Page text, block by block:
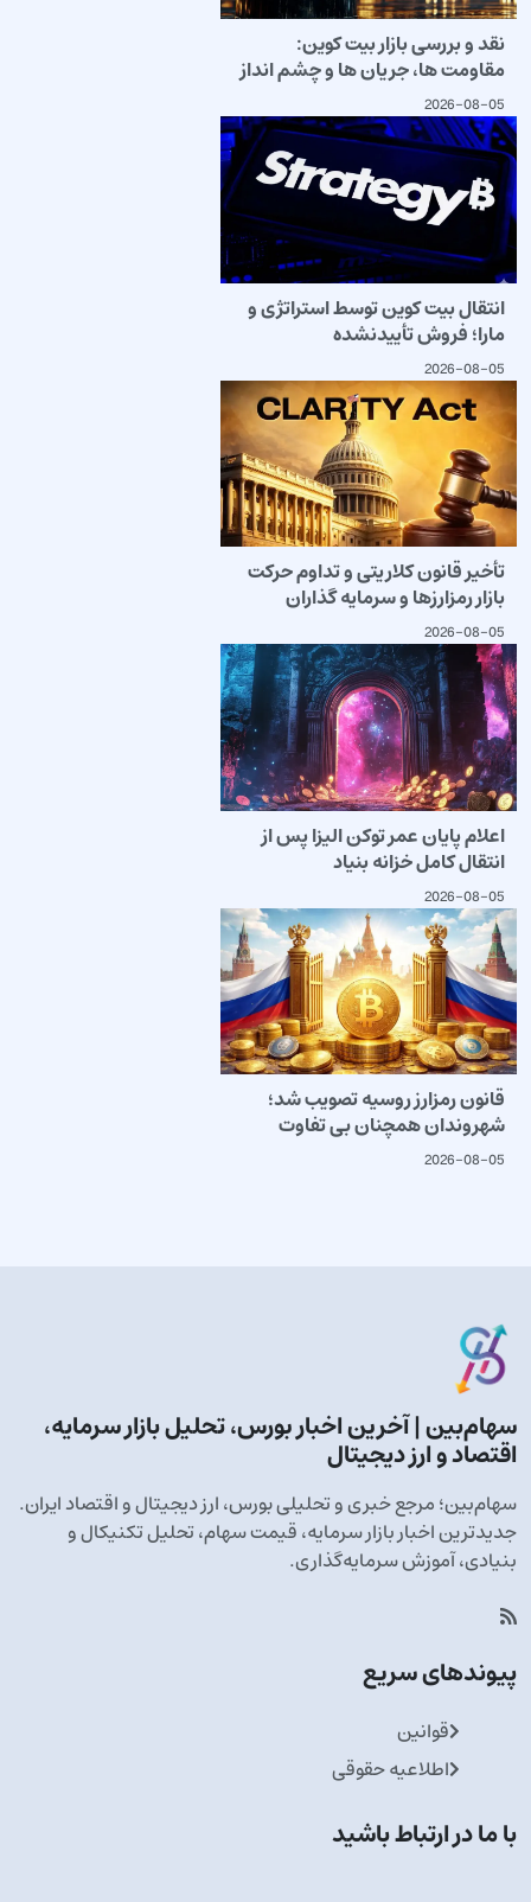
نقد و بررسی بازار بیت کوین:
مقاومت ها، جریان ها و چشم انداز
2026-08-05
انتقال بیت کوین توسط استراتژی و
مارا؛ فروش تأییدنشده
2026-08-05
تأخیر قانون کلاریتی و تداوم حرکت
بازار رمزارزها و سرمایه گذاران
2026-08-05
اعلام پایان عمر توکن الیزا پس از
انتقال کامل خزانه بنیاد
2026-08-05
قانون رمزارز روسیه تصویب شد؛
شهروندان همچنان بی تفاوت
2026-08-05
سهام‌بین | آخرین اخبار بورس، تحلیل بازار سرمایه،
اقتصاد و ارز دیجیتال
سهام‌بین؛ مرجع خبری و تحلیلی بورس، ارز دیجیتال و اقتصاد ایران.
جدیدترین اخبار بازار سرمایه، قیمت سهام، تحلیل تکنیکال و
بنیادی، آموزش سرمایه‌گذاری.
پیوندهای سریع
قوانین
اطلاعیه حقوقی
با ما در ارتباط باشید